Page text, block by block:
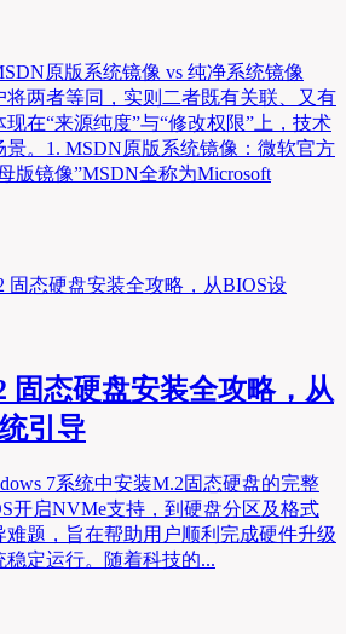
原版系统镜像 vs 纯净系统镜像
将两者等同，实则二者既有关联、又有
在“来源纯度”与“修改权限”上，技术
。1. MSDN原版系统镜像：微软官方
版镜像”MSDN全称为Microsoft
固态硬盘安装全攻略，从
引导
7系统中安装M.2固态硬盘的完整
开启NVMe支持，到硬盘分区及格式
题，旨在帮助用户顺利完成硬件升级
定运行。随着科技的...